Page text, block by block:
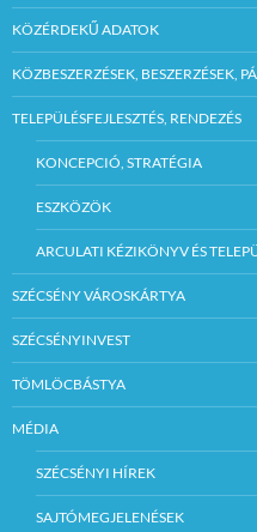
KÖZÉRDEKŰ ADATOK
KÖZBESZERZÉSEK, BESZERZÉSEK,
TELEPÜLÉSFEJLESZTÉS, RENDEZÉS
KONCEPCIÓ, STRATÉGIA
ESZKÖZÖK
ARCULATI KÉZIKÖNYV ÉS
SZÉCSÉNY VÁROSKÁRTYA
SZÉCSÉNYINVEST
TÖMLÖCBÁSTYA
MÉDIA
SZÉCSÉNYI HÍREK
SAJTÓMEGJELENÉSEK